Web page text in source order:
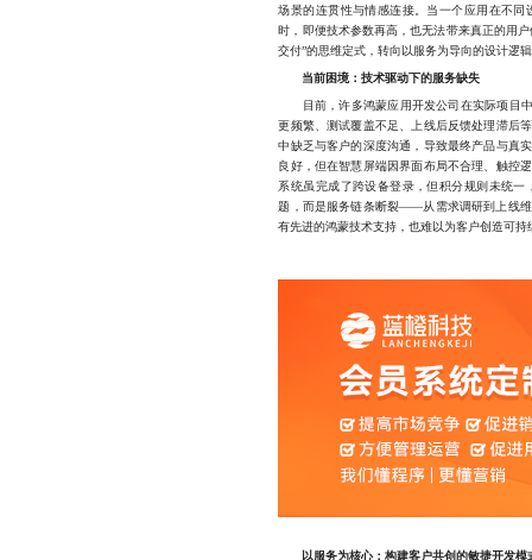
场景的连贯性与情感连接。当一个应用在不
时，即便技术参数再高，也无法带来真正的用
交付”的思维定式，转向以服务为导向的设计逻
当前困境：技术驱动下的服务缺失
目前，许多鸿蒙应用开发公司在实际项目中
更频繁、测试覆盖不足、上线后反馈处理滞后
中缺乏与客户的深度沟通，导致最终产品与真
良好，但在智慧屏端因界面布局不合理、触控
系统虽完成了跨设备登录，但积分规则未统
题，而是服务链条断裂——从需求调研到上线
有先进的鸿蒙技术支持，也难以为客户创造可持
以服务为核心：构建客户共创的敏捷开发模